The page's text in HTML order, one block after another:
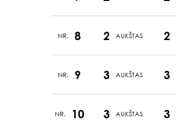
NR. 8 2 AUKŠTAS 2
NR. 9 3 AUKŠTAS 3
NR. 10 3 AUKŠTAS 3